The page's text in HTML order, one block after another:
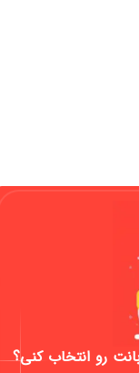
رو انتخاب کنی؟